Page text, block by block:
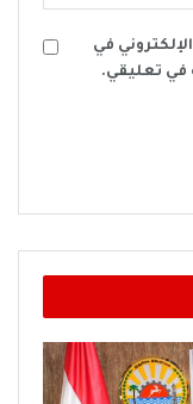
في
في تعليقي.